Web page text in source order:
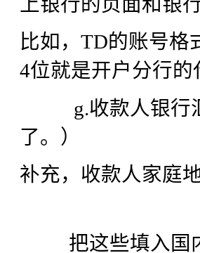
比如，TD的账号
4位就是开户分行
g.收款人银行汇
了。）
补充，收款人家庭
把这些填入国内